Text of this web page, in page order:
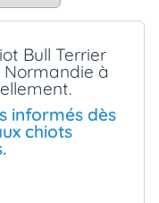
Bull Terrier
à
informés dès
chiots